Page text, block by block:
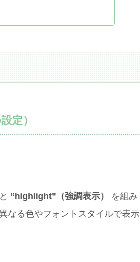
定）
と “highlight”（強調表示）
を組み
なる色やフォントスタイルで表示